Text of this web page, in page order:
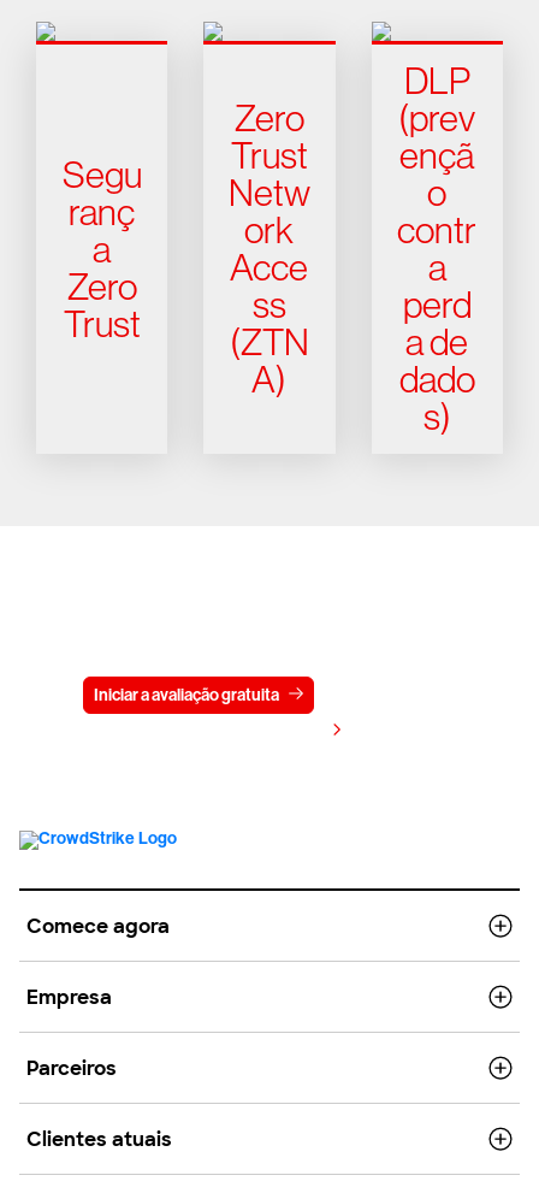
Segu
ranç
a
Zero
Trust
Zero
Trust
Netw
ork
Acce
ss
(ZTN
A)
DLP
(prev
ençã
o
contr
a
perd
a de
dado
s)
Iniciar a avaliação gratuita
Comece agora
Empresa
Parceiros
Clientes atuais